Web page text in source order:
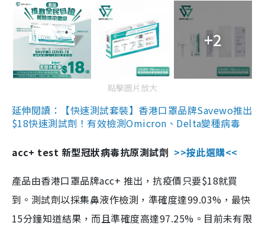
+2
點擊圖片放大
延伸閱讀：【快速測試套裝】香港口罩品牌Savewo推出
$18快速測試劑！有效檢測Omicron、Delta變種病毒
acc+ test 新型冠狀病毒抗原測試劑 >>按此選購<<
產品由香港口罩品牌acc+ 推出，抗疫價只要$18就買
到。測試劑以採集鼻液作檢測，準確度達99.03%，最快
15分鐘知道結果，而且準確度高達97.25%。目前未有限